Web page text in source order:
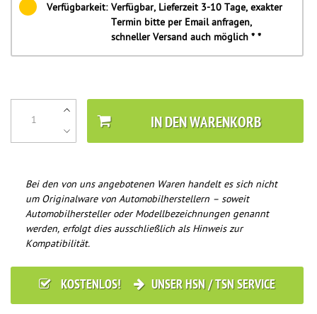
Verfügbarkeit: Verfügbar, Lieferzeit 3-10 Tage, exakter
Termin bitte per Email anfragen,
schneller Versand auch möglich * *
IN DEN WARENKORB
Bei den von uns angebotenen Waren handelt es sich nicht
um Originalware von Automobilherstellern – soweit
Automobilhersteller oder Modellbezeichnungen genannt
werden, erfolgt dies ausschließlich als Hinweis zur
Kompatibilität.
KOSTENLOS! UNSER HSN / TSN SERVICE